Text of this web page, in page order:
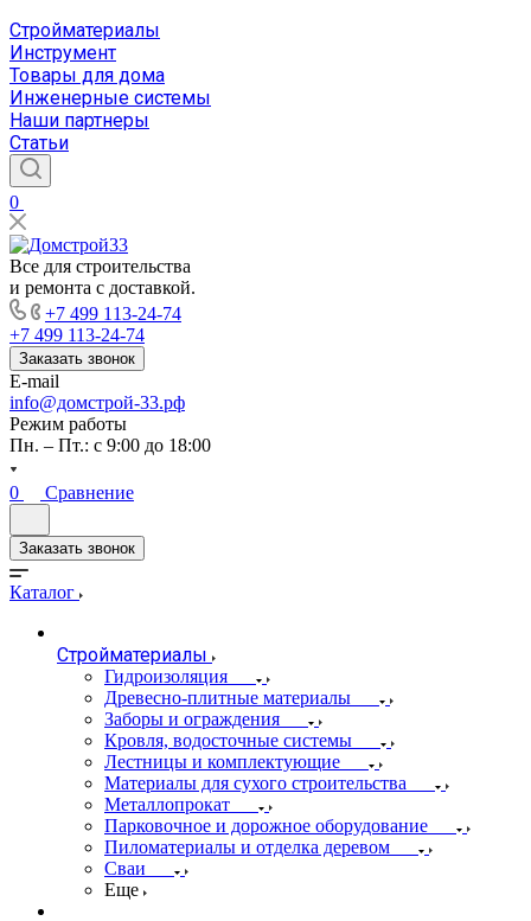
Стройматериалы
Инструмент
Товары для дома
Инженерные системы
Наши партнеры
Статьи
0
Все для строительства
и ремонта с доставкой.
+7 499 113-24-74
+7 499 113-24-74
Заказать звонок
E-mail
info@домстрой-33.рф
Режим работы
Пн. – Пт.: с 9:00 до 18:00
0 Сравнение
Заказать звонок
Каталог
Стройматериалы
Гидроизоляция
Древесно-плитные материалы
Заборы и ограждения
Кровля, водосточные системы
Лестницы и комплектующие
Материалы для сухого строительства
Металлопрокат
Парковочное и дорожное оборудование
Пиломатериалы и отделка деревом
Сваи
Еще